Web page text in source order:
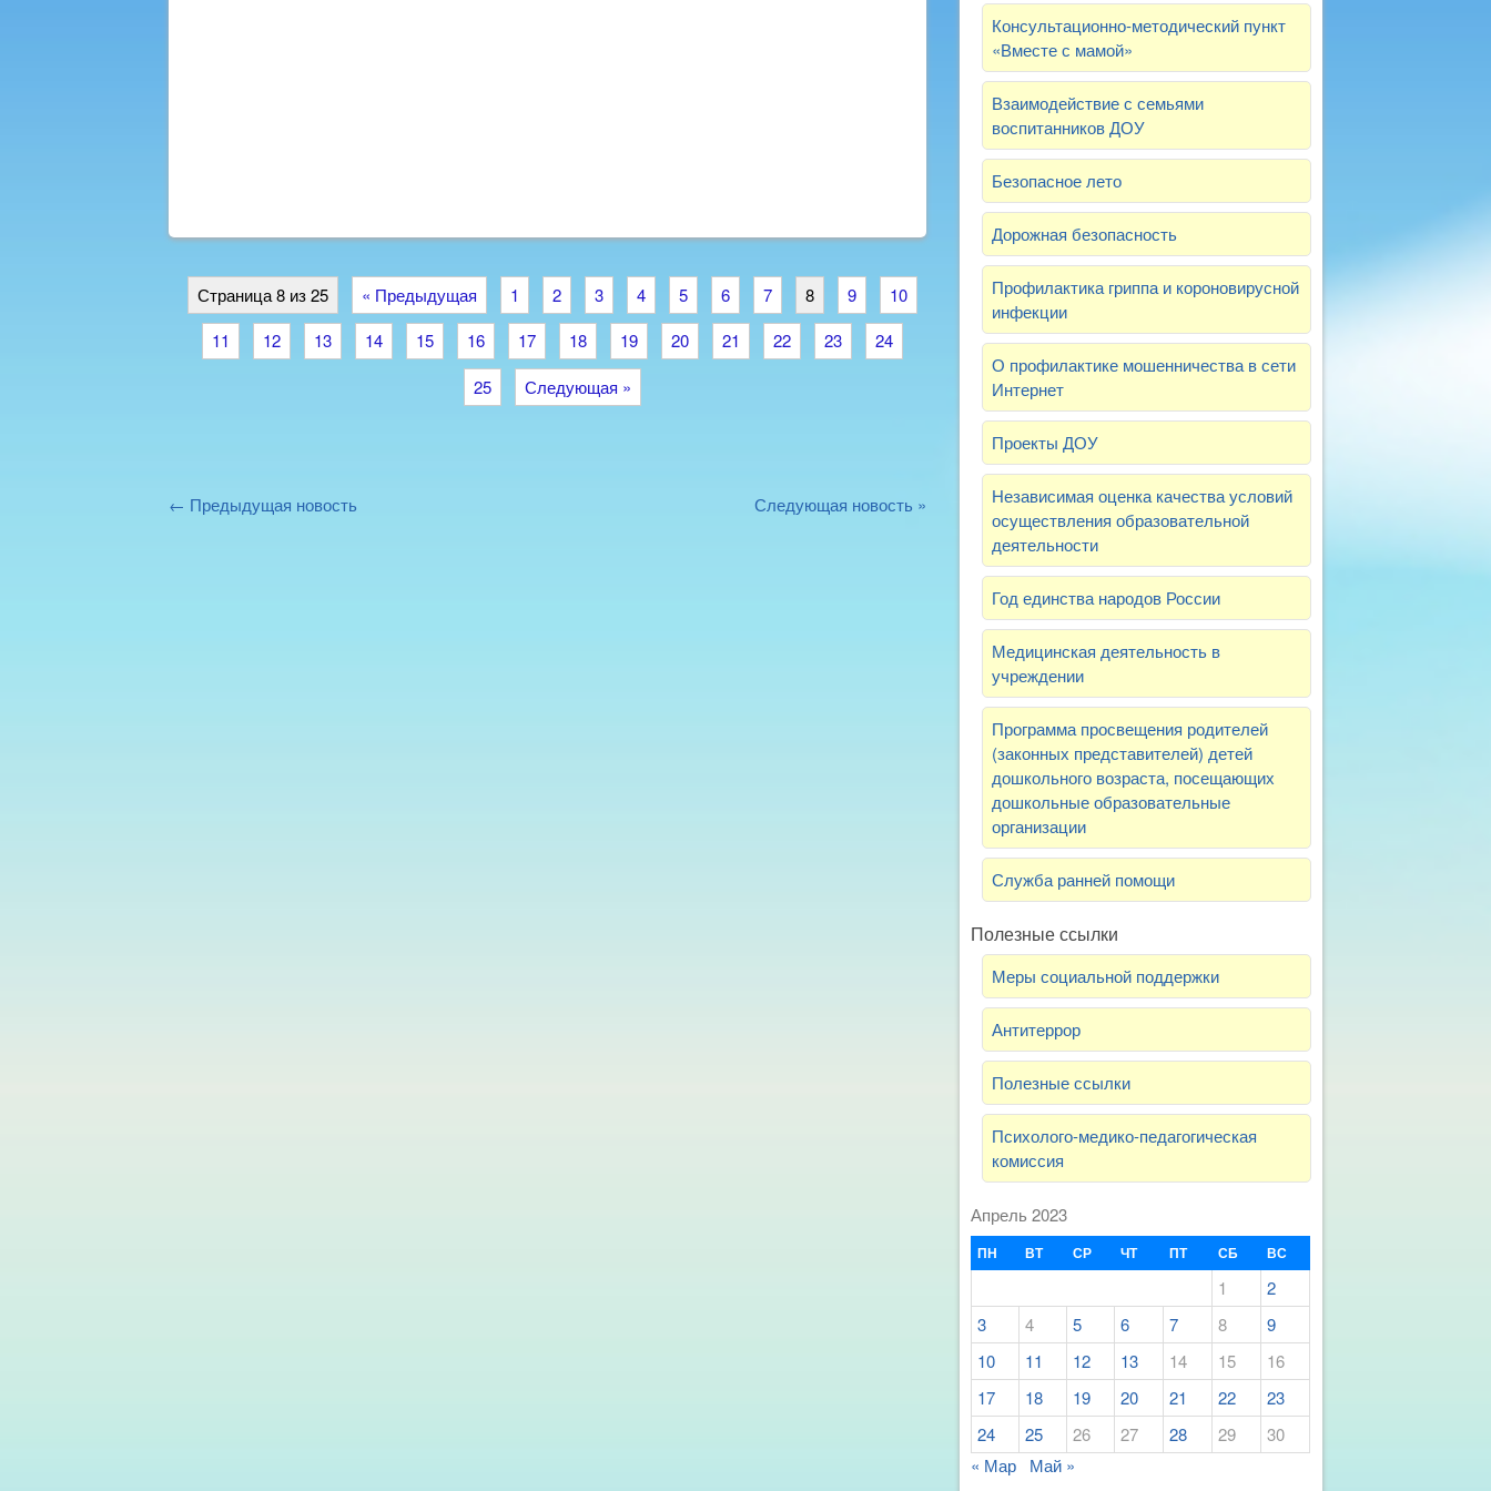
Страница 8 из 25 « Предыдущая 1 2 3 4 5 6 7 8 9
10
11
12 13 14 15 16 17 18 19 20 21 22 23
24
25
Следующая »
← Предыдущая новость Следующая новость »
Консультационно-методический пункт
«Вместе с мамой»
Взаимодействие с семьями
воспитанников ДОУ
Безопасное лето
Дорожная безопасность
Профилактика гриппа и короновирусной
инфекции
О профилактике мошенничества в сети
Интернет
Проекты ДОУ
Независимая оценка качества условий
осуществления образовательной
деятельности
Год единства народов России
Медицинская деятельность в
учреждении
Программа просвещения родителей
(законных представителей) детей
дошкольного возраста, посещающих
дошкольные образовательные
организации
Служба ранней помощи
Полезные ссылки
Меры социальной поддержки
Антитеррор
Полезные ссылки
Психолого-медико-педагогическая
комиссия
Апрель 2023
ПН ВТ СР ЧТ ПТ СБ ВС
1
2
3
4 5 6 7 8
9
10
11 12 13 14 15
16
17
18 19 20 21 22
23
24
25 26 27 28 29
30
« Мар
Май »